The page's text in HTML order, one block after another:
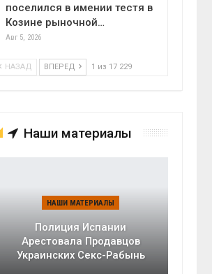
поселился в имении тестя в
Козине рыночной…
Авг 5, 2026
НАЗАД ВПЕРЕД 1 из 17 229
Наши материалы
НАШИ МАТЕРИАЛЫ
Полиция Испании
Арестовала Продавцов
Украинских Секс-Рабынь